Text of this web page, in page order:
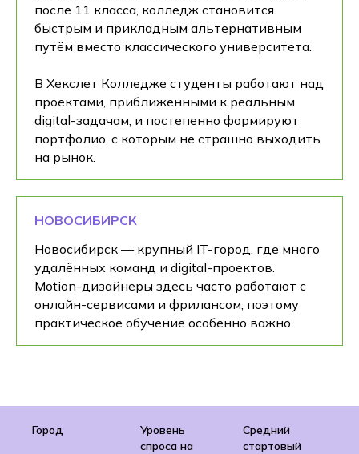
после 11 класса, колледж становится
быстрым и прикладным альтернативным
путём вместо классического университета.
В Хекслет Колледже студенты работают над
проектами, приближенными к реальным
digital-задачам, и постепенно формируют
портфолио, с которым не страшно выходить
на рынок.
НОВОСИБИРСК
Новосибирск — крупный IT-город, где много
удалённых команд и digital-проектов.
Motion-дизайнеры здесь часто работают с
онлайн-сервисами и фрилансом, поэтому
практическое обучение особенно важно.
Город
Уровень
спроса на
Средний
стартовый